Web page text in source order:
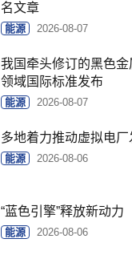
名文章
能源 2026-08-07
我国牵头修订的黑色
领域国际标准发布
能源 2026-08-07
多地着力推动虚拟电厂
能源 2026-08-06
“蓝色引擎”释放新动力
能源 2026-08-06